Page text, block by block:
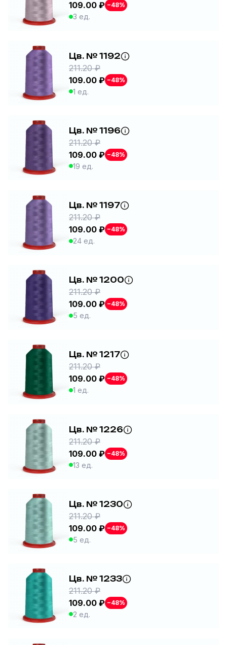
109.00 ₽ −48%
3 ед.
Цв. № 1192
211.20 ₽
109.00 ₽ −48%
1 ед.
Цв. № 1196
211.20 ₽
109.00 ₽ −48%
19 ед.
Цв. № 1197
211.20 ₽
109.00 ₽ −48%
24 ед.
Цв. № 1200
211.20 ₽
109.00 ₽ −48%
5 ед.
Цв. № 1217
211.20 ₽
109.00 ₽ −48%
1 ед.
Цв. № 1226
211.20 ₽
109.00 ₽ −48%
13 ед.
Цв. № 1230
211.20 ₽
109.00 ₽ −48%
5 ед.
Цв. № 1233
211.20 ₽
109.00 ₽ −48%
2 ед.